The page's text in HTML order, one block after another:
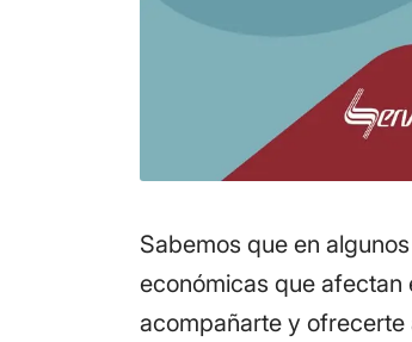
Sabemos que en
económicas que
acompañarte y